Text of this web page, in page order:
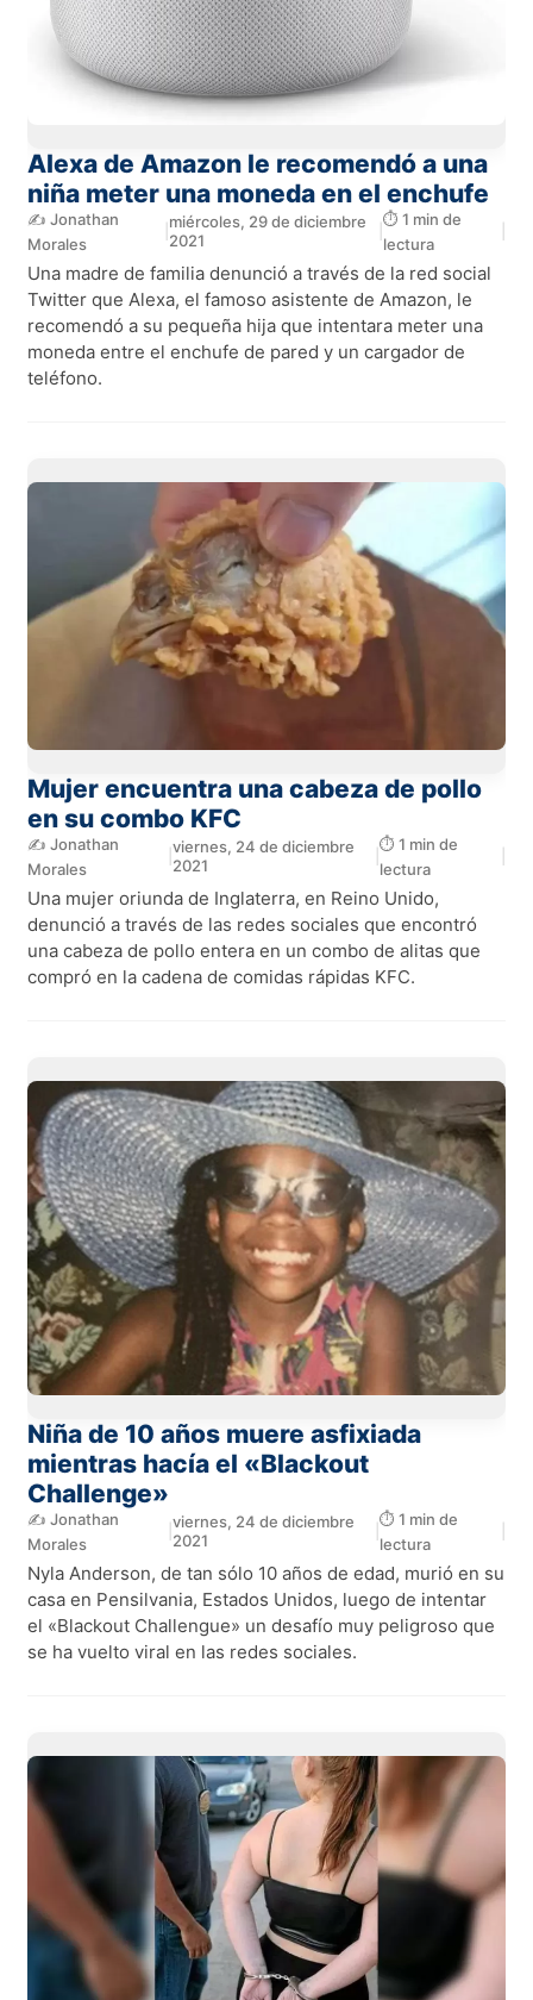
Alexa de Amazon le recomendó a una
niña meter una moneda en el enchufe
✍️ Jonathan
Morales
miércoles, 29 de diciembre
2021
⏱️ 1 min de
lectura
Una madre de familia denunció a través de la red social
Twitter que Alexa, el famoso asistente de Amazon, le
recomendó a su pequeña hija que intentara meter una
moneda entre el enchufe de pared y un cargador de
teléfono.
Mujer encuentra una cabeza de pollo
en su combo KFC
✍️ Jonathan
Morales
viernes, 24 de diciembre
2021
⏱️ 1 min de
lectura
Una mujer oriunda de Inglaterra, en Reino Unido,
denunció a través de las redes sociales que encontró
una cabeza de pollo entera en un combo de alitas que
compró en la cadena de comidas rápidas KFC.
Niña de 10 años muere asfixiada
mientras hacía el «Blackout
Challenge»
✍️ Jonathan
Morales
viernes, 24 de diciembre
2021
⏱️ 1 min de
lectura
Nyla Anderson, de tan sólo 10 años de edad, murió en su
casa en Pensilvania, Estados Unidos, luego de intentar
el «Blackout Challengue» un desafío muy peligroso que
se ha vuelto viral en las redes sociales.